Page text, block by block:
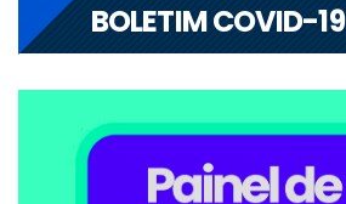
BOLETIM COVID-19